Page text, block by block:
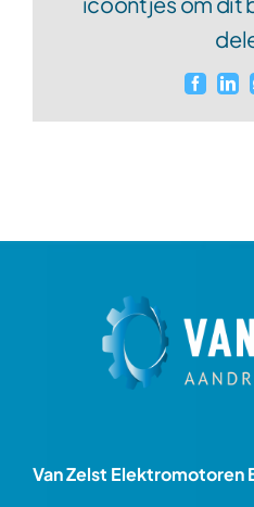
Facebook
Van Zelst Elektromotoren